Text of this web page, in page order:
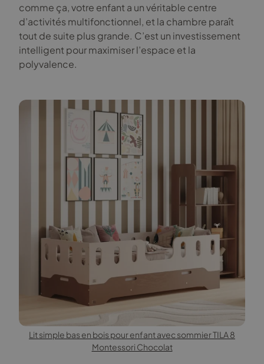
comme ça, votre enfant a un véritable centre
d’activités multifonctionnel, et la chambre paraît
tout de suite plus grande. C’est un investissement
intelligent pour maximiser l’espace et la
polyvalence.
Lit simple bas en bois pour enfant avec sommier TILA 8
Montessori Chocolat